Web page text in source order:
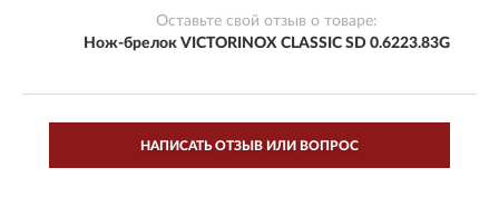
Оставьте свой отзыв о товаре:
Нож-брелок VICTORINOX CLASSIC SD 0.6223.83G
НАПИСАТЬ ОТЗЫВ ИЛИ ВОПРОС